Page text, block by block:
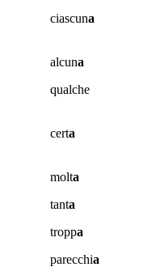
ciascuna
alcuna
qualche
certa
molta
tanta
troppa
parecchia